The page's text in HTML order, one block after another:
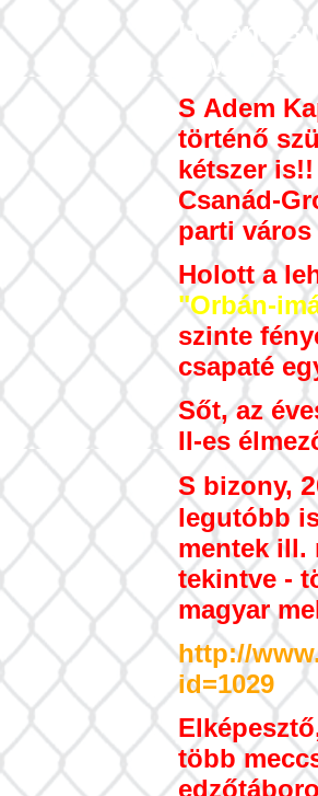
Hazánk
követő 3.
S Adem
történő
kétszer
Csanád-
parti város
Holott a
"Orbán-
szinte
csapaté
Sőt, az
II-es
S bizony,
legutóbb
mentek ill.
tekintve -
magyar
http://
id=1029
több